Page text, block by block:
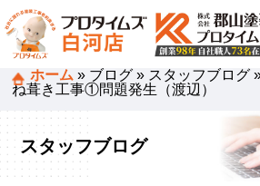
ホーム » ブログ » スタッフブログ
ね葺き工事①問題発生（渡辺）
スタッフブログ